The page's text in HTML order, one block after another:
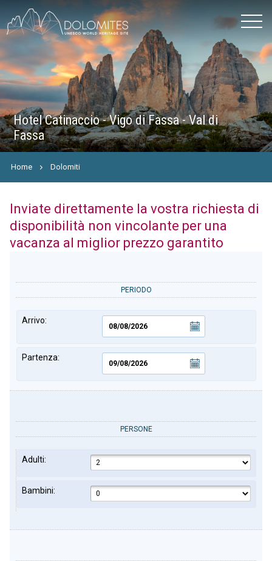
Hotel Catinaccio - Vigo di Fassa - Val di
Fassa
Home Dolomiti
Inviate direttamente la vostra richiesta di
disponibilità non vincolante per una
vacanza al miglior prezzo garantito
PERIODO
Arrivo:
Partenza:
PERSONE
Adulti:
Bambini: